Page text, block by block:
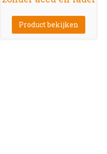
Product bekijken